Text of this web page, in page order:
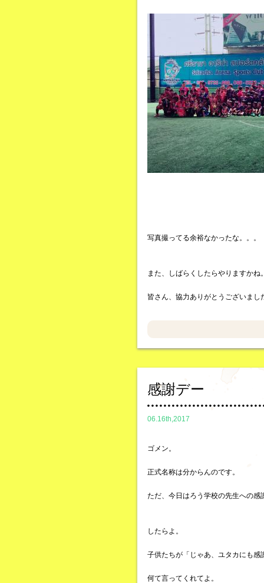
写真撮ってる余裕なかったな。。。
また、しばらくしたらやりますかね
皆さん、協力ありがとうございまし
感謝デー
06.16th,2017
ゴメン。
正式名称は分からんのです。
ただ、今日はろう学校の先生への感
したらよ。
子供たちが「じゃあ、ユタカにも感
何て言ってくれてよ。